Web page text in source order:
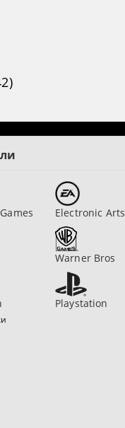
Electronic Arts
Warner Bros
Playstation